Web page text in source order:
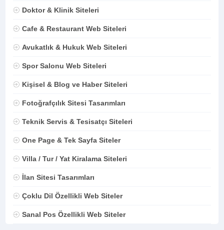
Doktor & Klinik Siteleri
Cafe & Restaurant Web Siteleri
Avukatlık & Hukuk Web Siteleri
Spor Salonu Web Siteleri
Kişisel & Blog ve Haber Siteleri
Fotoğrafçılık Sitesi Tasarımları
Teknik Servis & Tesisatçı Siteleri
One Page & Tek Sayfa Siteler
Villa / Tur / Yat Kiralama Siteleri
İlan Sitesi Tasarımları
Çoklu Dil Özellikli Web Siteler
Sanal Pos Özellikli Web Siteler